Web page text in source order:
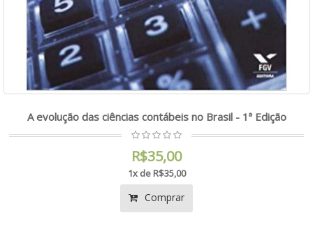
A evolução das ciências contábeis no Brasil - 1ª Edição
R$35,00
1x de R$35,00
Comprar